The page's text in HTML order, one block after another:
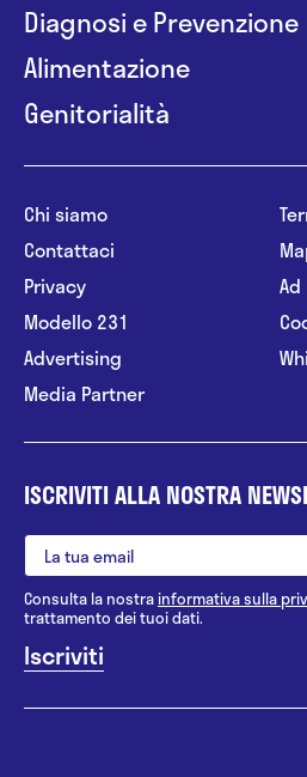
Diagnosi e Prevenzione
Alimentazione
Genitorialità
Chi siamo
Contattaci
Privacy
Modello 231
Advertising
Media Partner
ISCRIVITI ALLA NOSTRA
Consulta la nostrainformativa sulla
trattamento dei tuoi dati.